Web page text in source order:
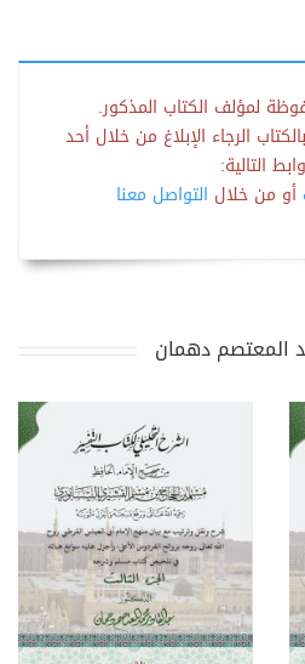
لمؤلف الكتاب المذكور.
الرجاء الإبلاغ من خلال أحد
التالية:
أو من خلال التواصل معنا
المعتصم دهمان